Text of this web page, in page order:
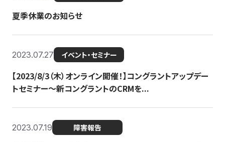
夏季休業のお知らせ
2023.07.27 イベント・セミナー
【2023/8/3（木）オンライン開催！】コングラントアップデー
トセミナー〜新コングラントのCRMを...
2023.07.19 障害報告